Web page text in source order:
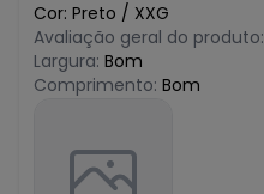
Cor: Preto / XXG
Avaliação geral do produto:
Largura: Bom
Comprimento: Bom